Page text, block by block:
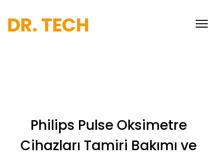
DR. TECH
Philips Pulse Oksimetre
Cihazları Tamiri Bakımı ve